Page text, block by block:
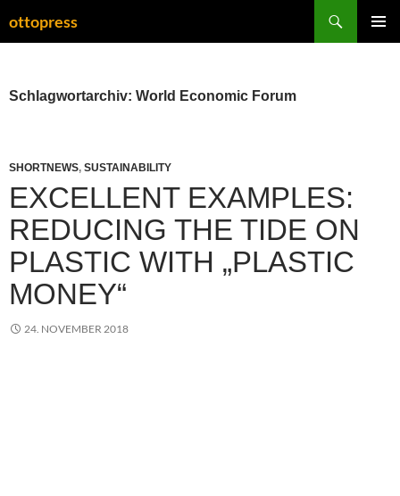
Inhalt
ottopress
Schlagwortarchiv: World Economic Forum
SHORTNEWS, SUSTAINABILITY
EXCELLENT EXAMPLES:
REDUCING THE TIDE ON
PLASTIC WITH „PLASTIC
MONEY“
24. NOVEMBER 2018